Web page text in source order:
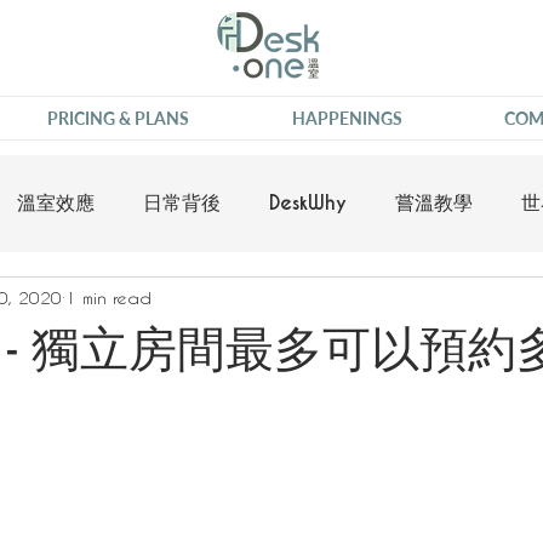
PRICING & PLANS HAPPENINGS
溫室效應 日常背後 DeskWhy 嘗溫教學
獨立房間最多可以預約
2020 1 min read